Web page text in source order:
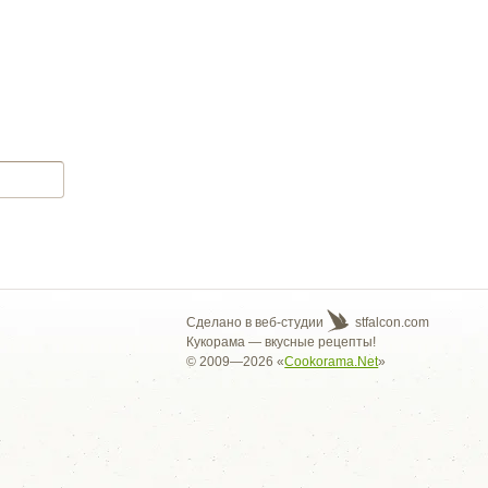
Сделано в веб-студии
stfalcon.com
Кукорама — вкусные рецепты!
© 2009—2026 «Cookorama.Net»